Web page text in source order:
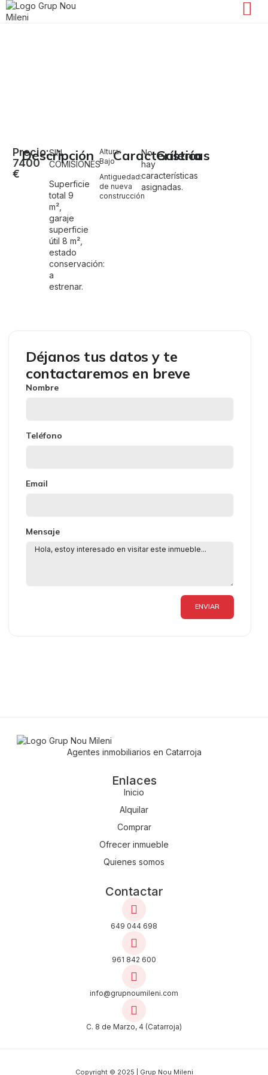
Déjanos tus datos y te
contactaremos en breve
Nombre
Teléfono
Email
Mensaje
ENVIAR
Precio:
7400
€
Descripción
SIN
COMISIONES
Superficie
total 9
m²,
garaje
superficie
útil 8 m²,
estado
conservación:
a
estrenar.
Altura:
Bajo
Antiguedad:
de nueva
construcción
Características
No
hay
características
asignadas.
Galería
Agentes inmobiliarios en Catarroja
Enlaces
Inicio
Alquilar
Comprar
Ofrecer inmueble
Quienes somos
Contactar
649 044 698
961 842 600
info@grupnoumileni.com
C. 8 de Marzo, 4 (Catarroja)
Copyright © 2025 | Grup Nou Mileni